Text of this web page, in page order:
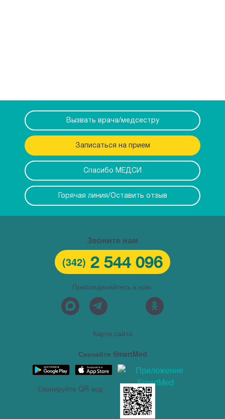
Вызвать врача/медсестру
Записаться на прием
Спасибо МЕДСИ
Горячая линия/Оставить отзыв
Звоните нам
(342) 2 544 096
Присоединяйтесь к нам:
Карта сайта
Скачайте SmartMed
Сканируйте QR-код